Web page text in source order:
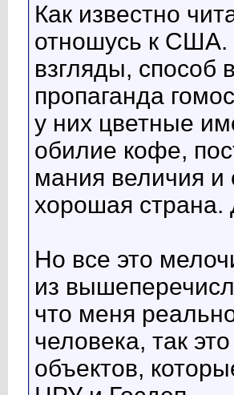
Как известно
отношусь к США.
взгляды, способ
пропаганда
у них цветные
обилие кофе,
мания величия и
хорошая страна.
Но все это
из
что меня
человека, так
объектов,